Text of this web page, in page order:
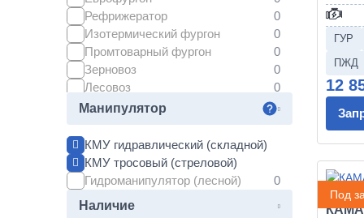
Рефрижератор
Изотермический фургон
Промтоварный фургон
Зерновоз
Лесовоз
Сортиментовоз
Трубовоз
Буровая установка
БКМ (Ямобур)
Манипулятор
КМУ гидравлический (складной)
КМУ тросовый (стреловой)
Гидроманипулятор (лесной)
Наличие
ГУР
ПЖД
12
Под